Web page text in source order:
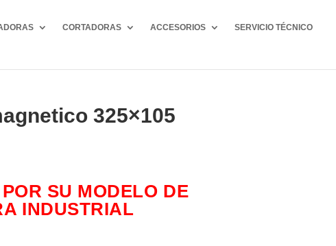
CORTADORAS ACCESORIOS SERVICIO TÉCNICO
325×105
SU MODELO DE
INDUSTRIAL